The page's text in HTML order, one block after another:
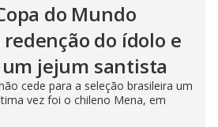
do Mundo
do ídolo e
jejum santista
cede para a seleção brasileira um
vez foi o chileno Mena, em